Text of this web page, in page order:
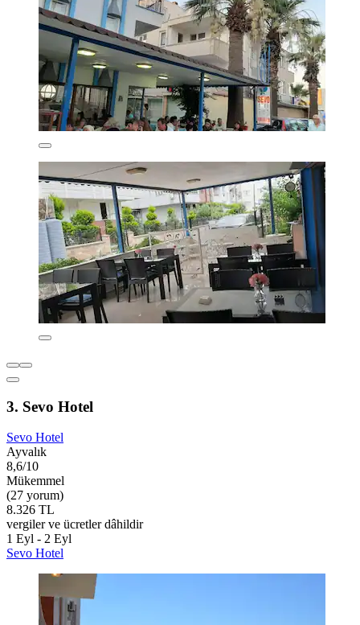
3. Sevo Hotel
Sevo Hotel
Ayvalık
8,6/10
Mükemmel
(27 yorum)
8.326 TL
vergiler ve ücretler dâhildir
1 Eyl - 2 Eyl
Sevo Hotel